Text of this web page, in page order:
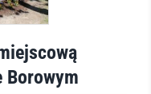
Borowym